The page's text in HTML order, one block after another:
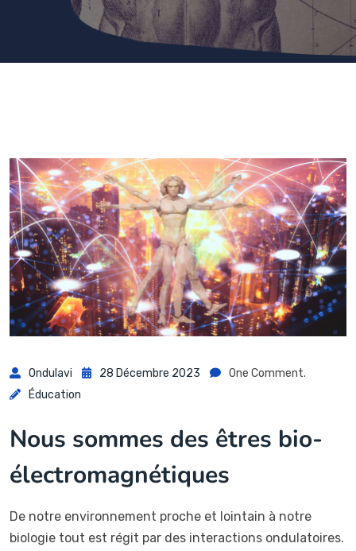
Ondulavi 28 Décembre 2023
One Comment.
Éducation
Nous sommes des êtres bio-
électromagnétiques
De notre environnement proche et lointain à notre
biologie tout est régit par des interactions ondulatoires.